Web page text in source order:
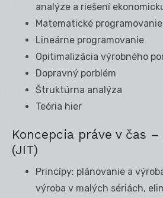
analýze a riešení
Matematické programovanie
Lineárne programovanie
Opitimalizácia výrobného
Dopravný porblém
Štruktúrna analýza
Teória hier
Koncepcia práve v čas
(JIT)
Princípy: plánovanie a
výroba v malých sériách,